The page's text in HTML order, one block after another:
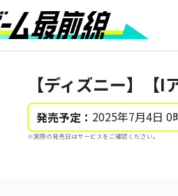
【ディズニー】
発売予定： 2025年7月4日 0
※実際の発売日はサービスをご確認ください。